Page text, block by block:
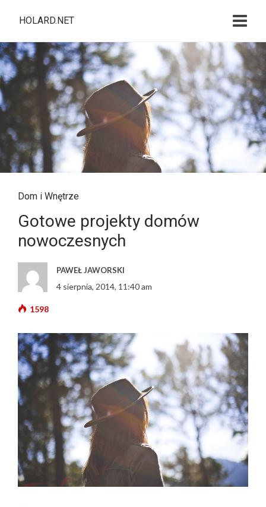
HOLARD.NET
Dom i Wnętrze
Gotowe projekty domów
nowoczesnych
PAWEŁ JAWORSKI
4 sierpnia, 2014, 11:40 am
1598